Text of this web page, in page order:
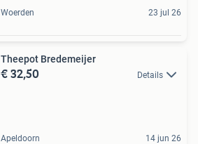
Woerden 23 jul 26
Theepot Bredemeijer
€ 32,50 Details
Apeldoorn 14 jun 26